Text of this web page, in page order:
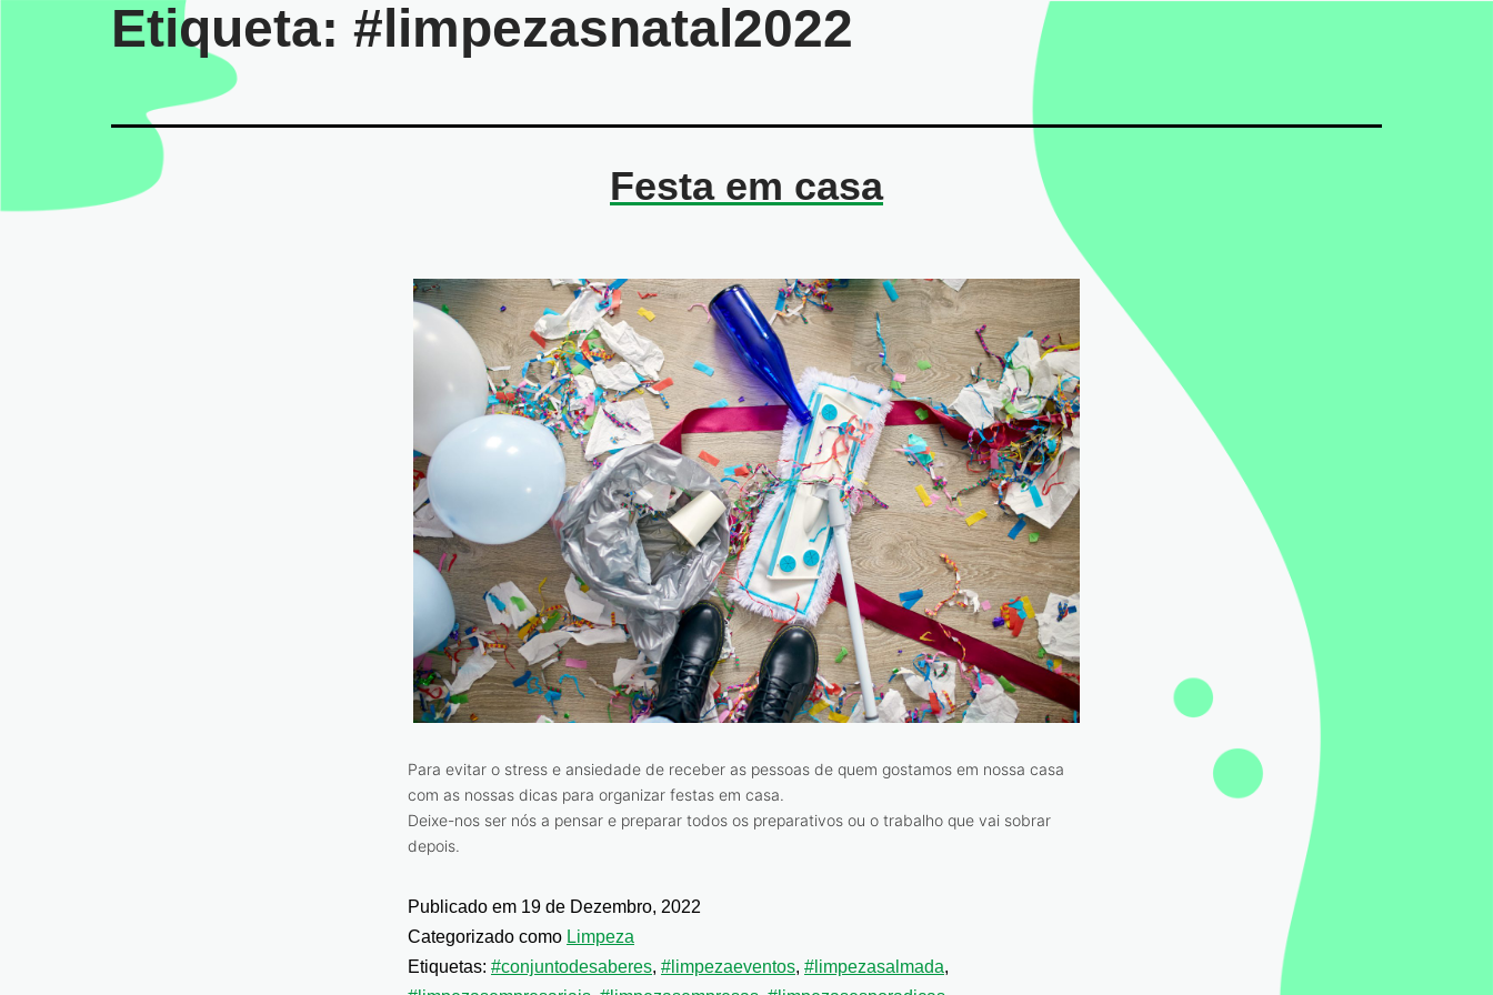
Etiqueta: #limpezasnatal2022
Festa em casa
Para evitar o stress e ansiedade de receber as pessoas de quem gostamos em nossa casa
com as nossas dicas para organizar festas em casa.
Deixe-nos ser nós a pensar e preparar todos os preparativos ou o trabalho que vai sobrar
depois.
Publicado em 19 de Dezembro, 2022
Categorizado como Limpeza
Etiquetas: #conjuntodesaberes, #limpezaeventos, #limpezasalmada,